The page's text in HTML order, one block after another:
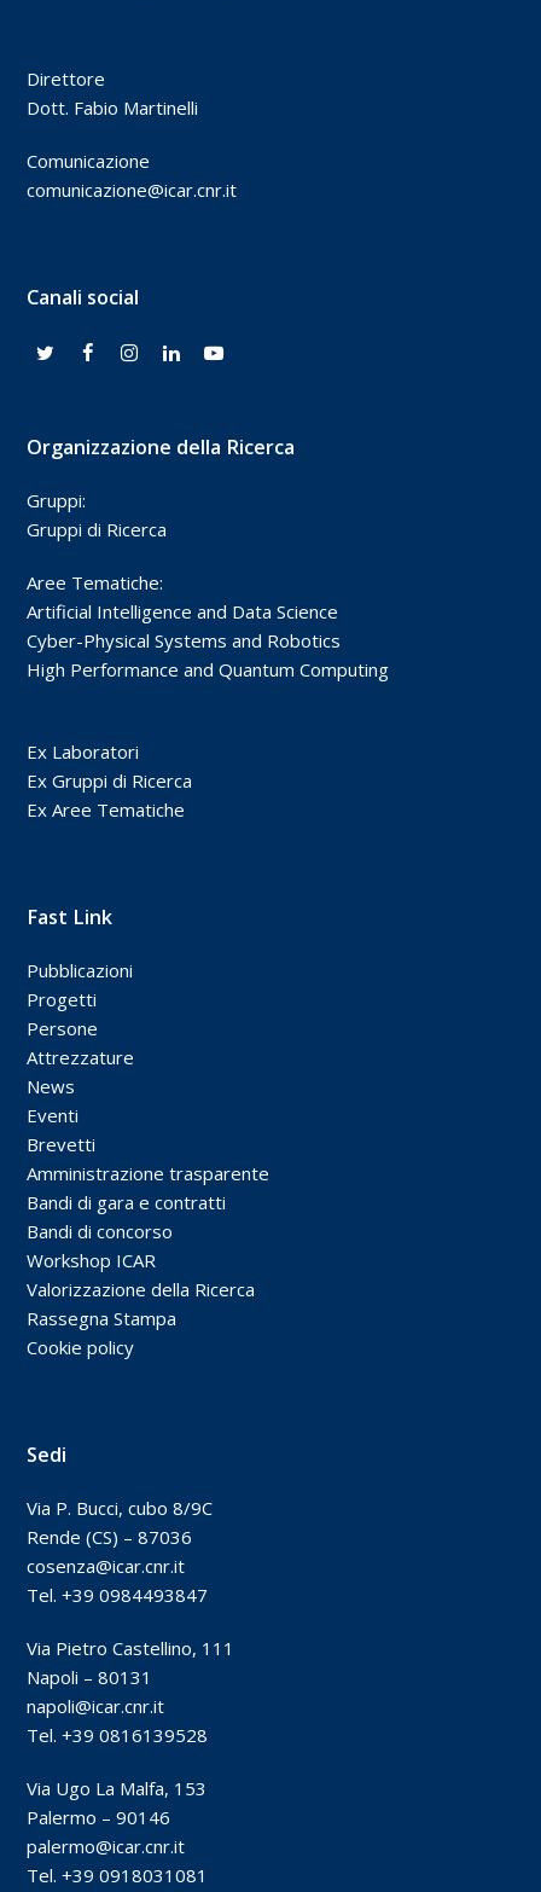
Direttore
Dott. Fabio Martinelli
Comunicazione
comunicazione@icar.cnr.it
Canali social
Organizzazione della Ricerca
Gruppi:
Gruppi di Ricerca
Aree Tematiche:
Artificial Intelligence and Data Science
Cyber-Physical Systems and Robotics
High Performance and Quantum Computing
Ex Laboratori
Ex Gruppi di Ricerca
Ex Aree Tematiche
Fast Link
Pubblicazioni
Progetti
Persone
Attrezzature
News
Eventi
Brevetti
Amministrazione trasparente
Bandi di gara e contratti
Bandi di concorso
Workshop ICAR
Valorizzazione della Ricerca
Rassegna Stampa
Cookie policy
Sedi
Via P. Bucci, cubo 8/9C
Rende (CS) – 87036
cosenza@icar.cnr.it
Tel. +39 0984493847
Via Pietro Castellino, 111
Napoli – 80131
napoli@icar.cnr.it
Tel. +39 0816139528
Via Ugo La Malfa, 153
Palermo – 90146
palermo@icar.cnr.it
Tel. +39 0918031081